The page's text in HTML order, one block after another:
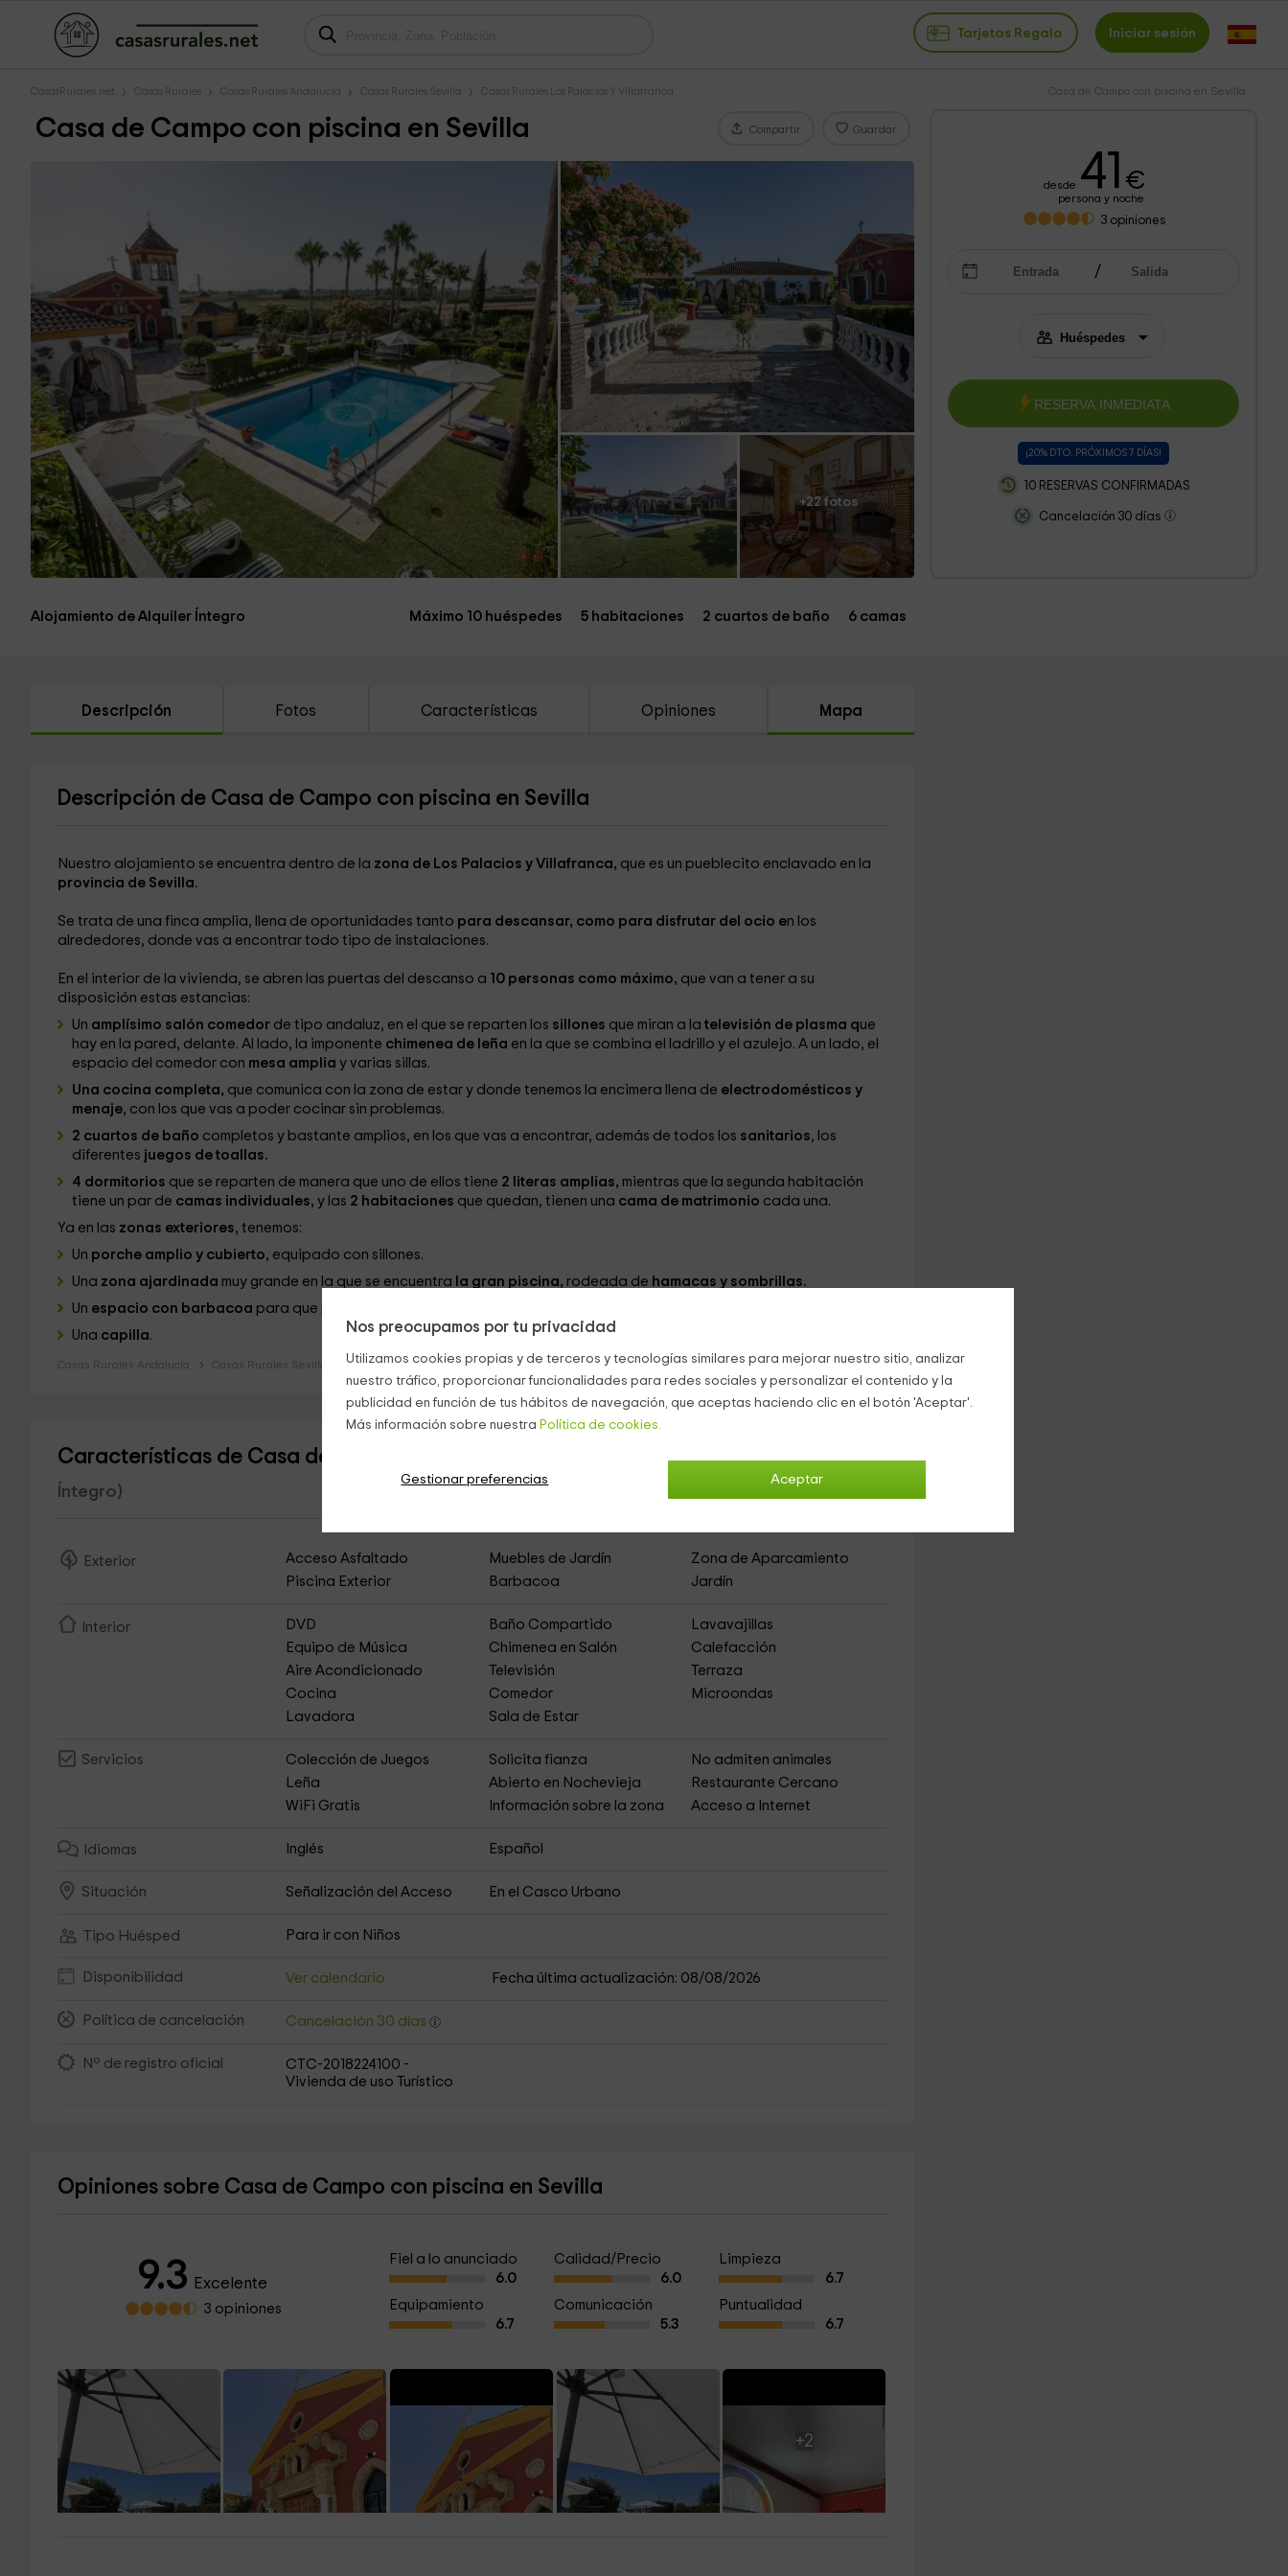
Nos preocupamos por tu privacidad
Utilizamos cookies propias y de terceros y tecnologías similares para mejorar nuestro sitio, analizar
nuestro tráfico, proporcionar funcionalidades para redes sociales y personalizar el contenido y la
publicidad en función de tus hábitos de navegación, que aceptas haciendo clic en el botón 'Aceptar'.
Más información sobre nuestra Política de cookies.
Aceptar
Gestionar preferencias
Tarjetas Regalo Iniciar sesión
CasasRurales.net Casas Rurales Casas Rurales Andalucía Casas Rurales Sevilla Casas Rurales Los Palacios Y Villafranca Casa de Campo con piscina en Sevilla
Casa de Campo con piscina en Sevilla Compartir Guardar
+22 fotos
desde 41 €
persona y noche
3opiniones
RESERVA INMEDIATA
¡20% DTO. PRÓXIMOS 7 DÍAS!
10 RESERVAS CONFIRMADAS
Cancelación 30 días
Alojamiento de Alquiler Íntegro Máximo 10 huéspedes 5 habitaciones 2 cuartos de baño 6 camas
Descripción Fotos Características Opiniones Mapa
Descripción de Casa de Campo con piscina en Sevilla
Nuestro alojamiento se encuentra dentro de la zona de Los Palacios y Villafranca, que es un pueblecito enclavado en la
provincia de Sevilla.
Se trata de una finca amplia, llena de oportunidades tanto para descansar, como para disfrutar del ocio en los
alrededores, donde vas a encontrar todo tipo de instalaciones.
En el interior de la vivienda, se abren las puertas del descanso a 10 personas como máximo, que van a tener a su
disposición estas estancias:
Un amplísimo salón comedorde tipo andaluz, en el que se reparten los sillones que miran a la televisión de plasma que
hay en la pared, delante. Al lado, la imponente chimenea de leña en la que se combina el ladrillo y el azulejo. A un lado, el
espacio del comedor con mesa amplia y varias sillas.
Una cocina completa, que comunica con la zona de estar y donde tenemos la encimera llena de electrodomésticos y
menaje, con los que vas a poder cocinar sin problemas.
2 cuartos de baño completos y bastante amplios, en los que vas a encontrar, además de todos los sanitarios, los
diferentes juegos de toallas.
4 dormitorios que se reparten de manera que uno de ellos tiene 2 literas amplias, mientras que la segunda habitación
tiene un par de camas individuales, y las 2 habitaciones que quedan, tienen una cama de matrimonio cada una.
Ya en las zonas exteriores, tenemos:
Un porche amplio y cubierto, equipado con sillones.
Una zona ajardinada muy grande en la que se encuentra la gran piscina, rodeada de hamacas y sombrillas.
Un espacio con barbacoa para que podáis cocinar al aire libre.
Una capilla.
Casas Rurales Andalucía Casas Rurales Sevilla
Características de Casa de Campo con piscina en Sevilla
(Casa Rural de Alquiler
Íntegro)
Exterior Acceso Asfaltado Muebles de Jardín
Zona de Aparcamiento
Piscina Exterior
Barbacoa Jardín
Interior DVD Baño Compartido
Lavavajillas
Equipo de Música
Chimenea en Salón
Calefacción
Aire Acondicionado
Televisión
Terraza
Cocina
Comedor
Microondas
Lavadora
Sala de Estar
Servicios Colección de Juegos Solicita fianza
No admiten animales
Leña
Abierto en Nochevieja
Restaurante Cercano
WiFi Gratis
Información sobre la zona Acceso a Internet
Idiomas Inglés Español
Situación Señalización del Acceso En el Casco Urbano
Tipo Huésped Para ir con Niños
Disponibilidad Ver calendario Fecha última actualización: 08/08/2026
Política de cancelación Cancelación 30 días
Nº de registro oficial
CTC-2018224100 -
Vivienda de uso Turístico
Opiniones sobre Casa de Campo con piscina en Sevilla
9.3 Excelente
3 opiniones
Fiel a lo anunciado
6.0
Calidad/Precio
6.0
Limpieza
6.7
Equipamiento
6.7
Comunicación
5.3
Puntualidad
6.7
+2